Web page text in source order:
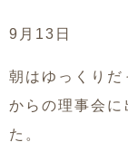
9月13日
朝はゆっくり
からの理事会に
た。